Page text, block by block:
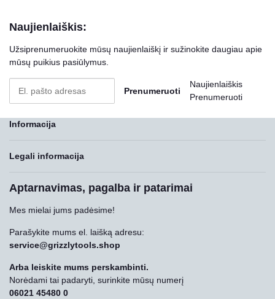
Naujienlaiškis:
Užsiprenumeruokite mūsų naujienlaiškį ir sužinokite daugiau apie
mūsų puikius pasiūlymus.
Prenumeruoti
Naujienlaiškis
Prenumeruoti
Informacija
Legali informacija
Aptarnavimas, pagalba ir patarimai
Mes mielai jums padėsime!
Parašykite mums el. laišką adresu:
service@grizzlytools.shop
Arba leiskite mums perskambinti.
Norėdami tai padaryti, surinkite mūsų numerį
06021 45480 0